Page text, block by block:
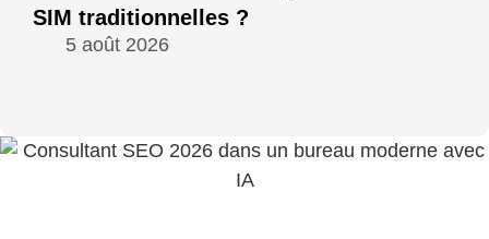
SIM traditionnelles ?
5 août 2026